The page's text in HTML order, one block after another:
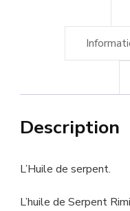
Description
L’Huile de serpent.
L’huile de Serpent